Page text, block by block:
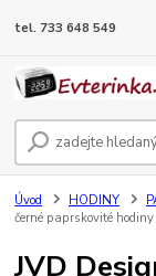
tel. 733 648 549
Úvod HODINY
černé paprskovité
JVD